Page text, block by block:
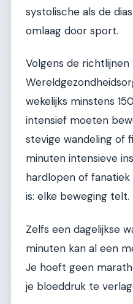
systolische als de
omlaag door sport.
Volgens de richtlijnen
wekelijks minstens
intensief moeten
stevige wandeling of
minuten intensieve
hardlopen of
is: elke beweging telt.
Zelfs een dagelijkse
minuten kan al een
Je hoeft geen
je bloeddruk te